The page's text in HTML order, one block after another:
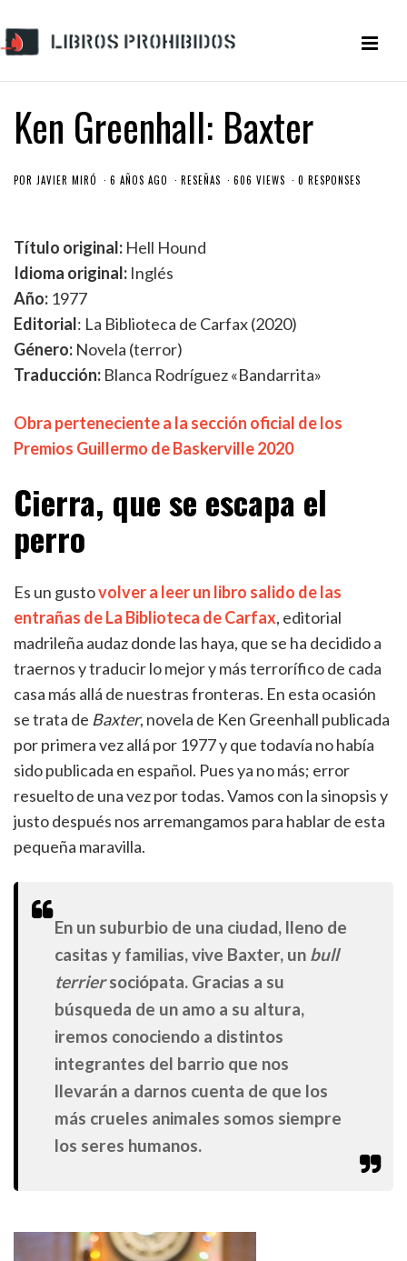
Ken Greenhall: Baxter
POR JAVIER MIRÓ 6 AÑOS AGO RESEÑAS 606 VIEWS 0 RESPONSES
Título original: Hell Hound
Idioma original: Inglés
Año: 1977
Editorial: La Biblioteca de Carfax (2020)
Género: Novela (terror)
Traducción: Blanca Rodríguez «Bandarrita»
Obra perteneciente a la sección oficial de los
Premios Guillermo de Baskerville 2020
Cierra, que se escapa el
perro
Es un gustovolver a leer un libro salido de las
entrañas de La Biblioteca de Carfax, editorial
madrileña audaz donde las haya, que se ha decidido a
traernos y traducir lo mejor y más terrorífico de cada
casa más allá de nuestras fronteras. En esta ocasión
se trata de Baxter, novela de Ken Greenhall publicada
por primera vez allá por 1977 y que todavía no había
sido publicada en español. Pues ya no más; error
resuelto de una vez por todas. Vamos con la sinopsis y
justo después nos arremangamos para hablar de esta
pequeña maravilla.
En un suburbio de una ciudad, lleno de
casitas y familias, vive Baxter, un bull
terriersociópata. Gracias a su
búsqueda de un amo a su altura,
iremos conociendo a distintos
integrantes del barrio que nos
llevarán a darnos cuenta de que los
más crueles animales somos siempre
los seres humanos.